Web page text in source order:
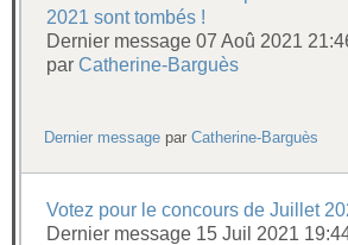
2021 sont tombés !
Dernier message 07 Aoû 2021
par Catherine-Barguès
Dernier message parCatherine-Barguès
Votez pour le concours de Juillet
Dernier message 15 Juil 2021